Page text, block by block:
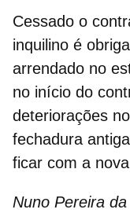
Cessado o
inquilino é
arrendado no
no início do
deteriorações
fechadura
ficar com a
Nuno Pereira